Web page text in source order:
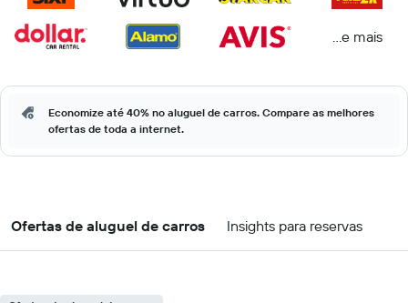
...e mais
Economize até 40% no aluguel de carros. Compare as melhores
ofertas de toda a internet.
Ofertas de aluguel de carros Insights para reservas